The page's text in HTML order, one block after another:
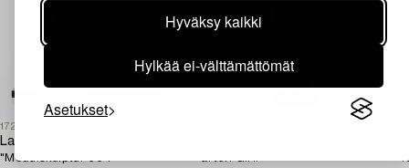
Hyväksy kaikki
Hylkää ei-välttämättömät
Asetukset
1729196
Lars Erik Falk
"Modulskulptur 66".